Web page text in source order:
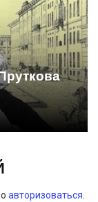
авторизоваться.